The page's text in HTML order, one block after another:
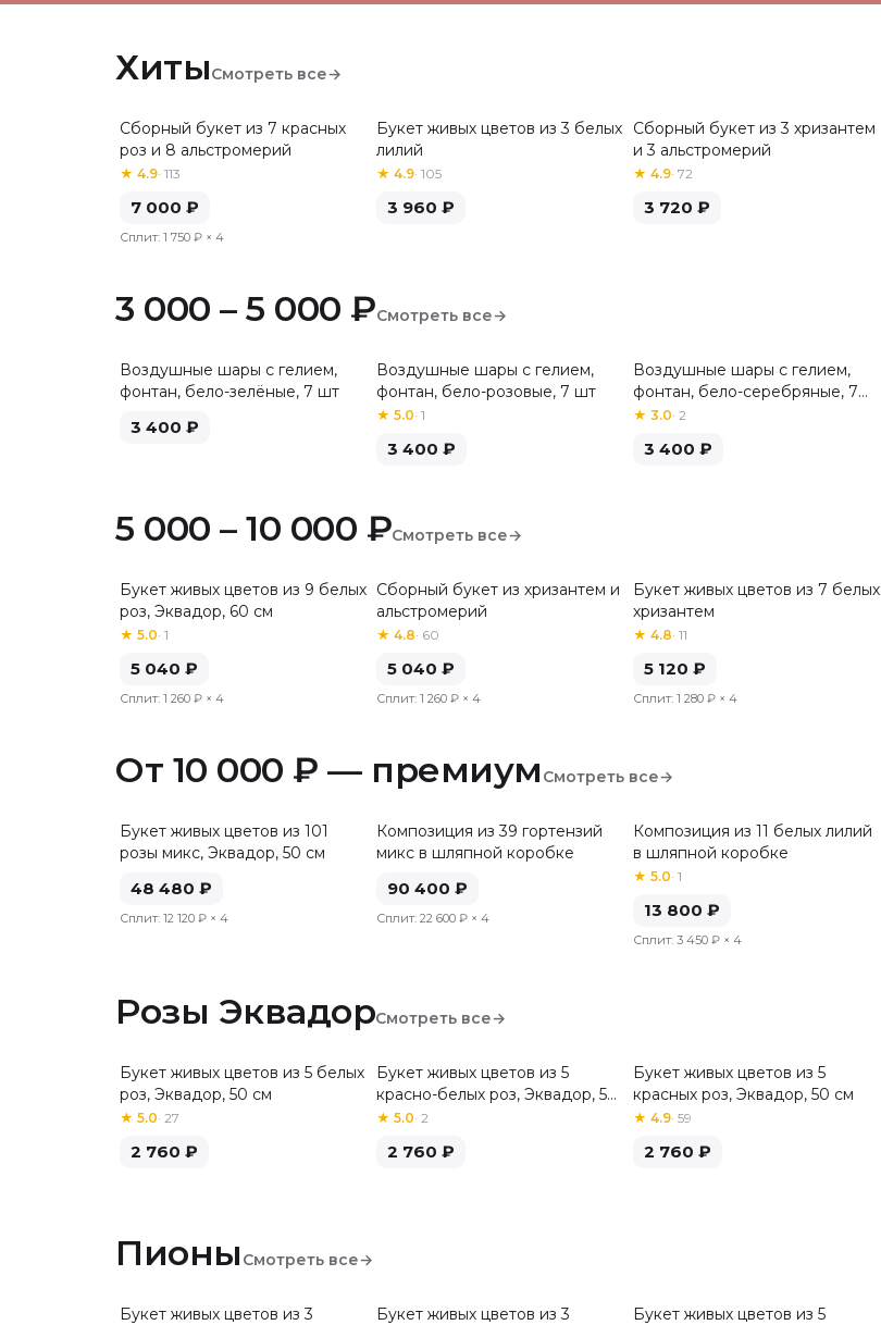
ХитыСмотреть все→
Хит
Сборный букет из 7 красных
роз и 8 альстромерий
★ 4.9· 113
7 000 ₽
Сплит: 1 750 ₽ × 4
Хит
Букет живых цветов из 3 белых
лилий
★ 4.9· 105
3 960 ₽
Хит
Сборный букет из 3 хризантем
и 3 альстромерий
★ 4.9· 72
3 720 ₽
3 000 – 5 000 ₽Смотреть все→
Воздушные шары с гелием,
фонтан, бело-зелёные, 7 шт
3 400 ₽
Воздушные шары с гелием,
фонтан, бело-розовые, 7 шт
★ 5.0· 1
3 400 ₽
Воздушные шары с гелием,
фонтан, бело-серебряные, 7
шт
★ 3.0· 2
3 400 ₽
5 000 – 10 000 ₽Смотреть все→
Букет живых цветов из 9 белых
роз, Эквадор, 60 см
★ 5.0· 1
5 040 ₽
Сплит: 1 260 ₽ × 4
Хит
Сборный букет из хризантем и
альстромерий
★ 4.8· 60
5 040 ₽
Сплит: 1 260 ₽ × 4
Букет живых цветов из 7 белых
хризантем
★ 4.8· 11
5 120 ₽
Сплит: 1 280 ₽ × 4
От 10 000 ₽ — премиум Смотреть все→
Букет живых цветов из 101
розы микс, Эквадор, 50 см
48 480 ₽
Сплит: 12 120 ₽ × 4
Композиция из 39 гортензий
микс в шляпной коробке
90 400 ₽
Сплит: 22 600 ₽ × 4
Композиция из 11 белых лилий
в шляпной коробке
★ 5.0· 1
13 800 ₽
Сплит: 3 450 ₽ × 4
Розы ЭквадорСмотреть все→
Хит
Букет живых цветов из 5 белых
роз, Эквадор, 50 см
★ 5.0· 27
2 760 ₽
Букет живых цветов из 5
красно-белых роз, Эквадор, 50
см
★ 5.0· 2
2 760 ₽
Хит
Букет живых цветов из 5
красных роз, Эквадор, 50 см
★ 4.9· 59
2 760 ₽
Пионы Смотреть все→
Букет живых цветов из 3
Букет живых цветов из 3
Букет живых цветов из 5